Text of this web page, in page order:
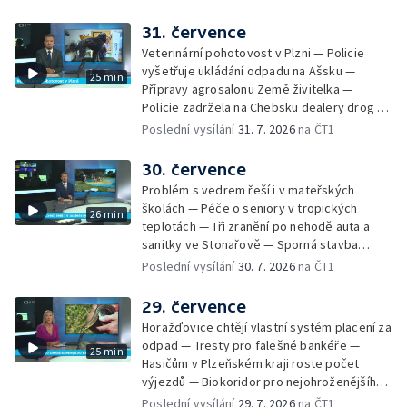
elektráren — Kvůli suchu vysychají obecní
studny — Péče o seniory jako brigáda —
Desítky uzavírek v Plzni — Pomoc
fanouškům na fesivalech kvůli vedru —
Historie založení Františkových Lázní
25 min
31. července
Veterinární pohotovost v Plzni — Policie
vyšetřuje ukládání odpadu na Ašsku —
Přípravy agrosalonu Země živitelka —
Policie zadržela na Chebsku dealery drog —
Extrémní nasazení hasičů v Plzeňském kraji
Nový úsek dálnice D3 na jihu Čech —
Dokončení rekonstrukce Americké třídy v
Plzni — Kvůli vedru evidují zdravotníci nárůst
pacientů — Kvalita vody na koupalištích v
Plzni a okolí — Vítání mistra světa Jakuba
Krejčího — Děti riskují při hrách v
opuštěných objektech — Růst české
Aniček v Anníně — Premiéra seriálu Na tělo
Poslední vysílání31. 7. 2026na ČT1
26 min
30. července
Problém s vedrem řeší i v mateřských
školách — Péče o seniory v tropických
teplotách — Tři zranění po nehodě auta a
sanitky ve Stonařově — Sporná stavba
náměstkyně hejtmana jde k zemi — Vidická
Podvodné SMS o nezaplaceném parkování
— Požár seníku v Horní Bělé — Převod
kostelů a kaplí z církve na obce a spolky —
Město nemá pro kostel využití — V Chodově
postaví novou kapli — Zájem o obytné vozy
v Česku opět roste — Hazard v úseku
Poslední vysílání30. 7. 2026na ČT1
25 min
29. července
Horažďovice chtějí vlastní systém placení za
odpad — Tresty pro falešné bankéře —
Hasičům v Plzeňském kraji roste počet
výjezdů — Biokoridor pro nejohroženějšího
hada v Česku — Biokoridory pod vedením
Poslední vysílání 29. 7. 2026na ČT1